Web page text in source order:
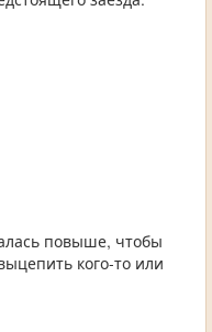
повыше, чтобы
кого-то или